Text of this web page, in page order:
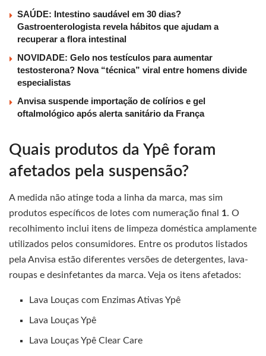
SAÚDE: Intestino saudável em 30 dias?
Gastroenterologista revela hábitos que ajudam a
recuperar a flora intestinal
NOVIDADE: Gelo nos testículos para aumentar
testosterona? Nova “técnica” viral entre homens divide
especialistas
Anvisa suspende importação de colírios e gel
oftalmológico após alerta sanitário da França
Quais produtos da Ypê foram
afetados pela suspensão?
A medida não atinge toda a linha da marca, mas sim
produtos específicos de lotes com numeração final 1. O
recolhimento inclui itens de limpeza doméstica amplamente
utilizados pelos consumidores. Entre os produtos listados
pela Anvisa estão diferentes versões de detergentes, lava-
roupas e desinfetantes da marca. Veja os itens afetados:
Lava Louças com Enzimas Ativas Ypê
Lava Louças Ypê
Lava Louças Ypê Clear Care